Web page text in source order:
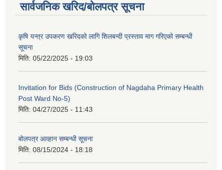
सार्वजनिक खरिद/बोलपत्र सूचना
कृषि यन्त्र उपकरण खरिदको लागि शिलबन्दी प्रस्ताव माग गरिएको सम्बन्धी
सूचना
मिति: 05/22/2025 - 19:03
Invitation for Bids (Construction of Nagdaha Primary Health
Post Ward No-5)
मिति: 04/27/2025 - 11:43
बोलपत्र आव्हान सम्बन्धी सूचना
मिति: 08/15/2024 - 18:18